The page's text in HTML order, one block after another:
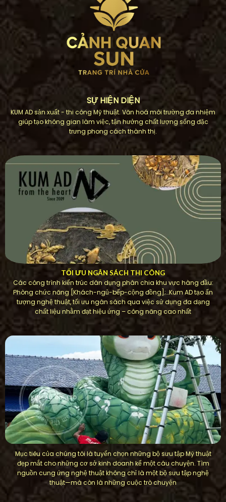
SỰ HIỆN DIỆN
KUM AD sản xuất - thi công Mỹ thuật. Văn hoá môi trường đa nhiệm
giúp tạo không gian làm việc, tận hưởng chất lượng sống đặc
trưng phong cách thành thị.
TỐI ƯU NGÂN SÁCH THI CÔNG
Các công trình kiến ​​trúc dân dụng phân chia khu vực hàng đầu:
Phòng chức năng [Khách-ngủ-bếp-cộng đồng];…Kum AD tạo ấn
tượng nghệ thuật, tối ưu ngân sách qua việc sử dụng đa dạng
chất liệu nhằm đạt hiệu ứng – công năng cao nhất
Mục tiêu của chúng tôi là tuyển chọn những bộ sưu tập Mỹ thuật
đẹp mắt cho những cơ sở kinh doanh kể một câu chuyện. Tìm
nguồn cung ứng nghệ thuật không chỉ là một bộ sưu tập nghệ
thuật—mà còn là những cuộc trò chuyện